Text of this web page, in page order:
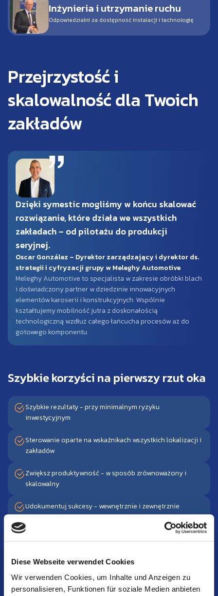
Diese Webseite verwendet Cookies
Wir verwenden Cookies, um Inhalte und Anzeigen zu
personalisieren, Funktionen für soziale Medien anbieten
Inżynieria i utrzymanie ruchu
Odpowiedzialni za dostępność instalacji i technologię
Przejrzystość i
skalowalność dla Twoich
zakładów
Dzięki symestic mogliśmy w końcu skalować
rozwiązanie, które działa we wszystkich
zakładach – od pilotażu do produkcji
seryjnej.
Oscar González – Dyrektor zarządzający i dyrektor ds.
strategii i cyfryzacji grupy w Meleghy Automotive
Meleghy Automotive to specjalista w zakresie obróbki blach
i doświadczony partner w dziedzinie innowacyjnych
elementów karoserii i konstrukcyjnych. Wspólnie
kształtujemy mobilność jutra z doskonałością
technologiczną wzdłuż całego łańcucha procesów aż do
gotowego komponentu.
Szybkie korzyści na pierwszy rzut oka
Szybkie rezultaty - przy minimalnym ryzyku
inwestycyjnym
Sterowanie oparte na wskaźnikach wszystkich lokalizacji i
zakładów
Zwiększ produktywność - w sposób zrównoważony i
skalowalny
Udokumentuj sukcesy - wewnętrznie i zewnętrznie
Bezproblemowa integracja z istniejącymi strukturami
Prawdziwa technologia chmurowa
robi różnicę!